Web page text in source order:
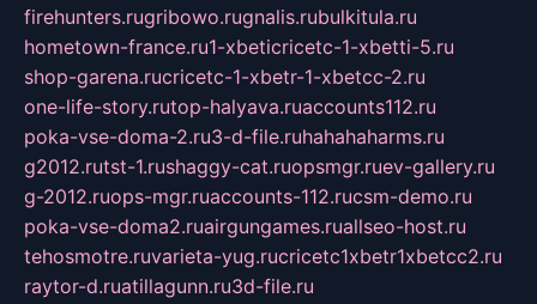
firehunters.rugribowo.rugnalis.rubulkitula.ru
hometown-france.ru1-xbeticricetc-1-xbetti-5.ru
shop-garena.rucricetc-1-xbetr-1-xbetcc-2.ru
one-life-story.rutop-halyava.ruaccounts112.ru
poka-vse-doma-2.ru3-d-file.ruhahahaharms.ru
g2012.rutst-1.rushaggy-cat.ruopsmgr.ruev-gallery.ru
g-2012.ruops-mgr.ruaccounts-112.rucsm-demo.ru
poka-vse-doma2.ruairgungames.ruallseo-host.ru
tehosmotre.ruvarieta-yug.rucricetc1xbetr1xbetcc2.ru
raytor-d.ruatillagunn.ru3d-file.ru